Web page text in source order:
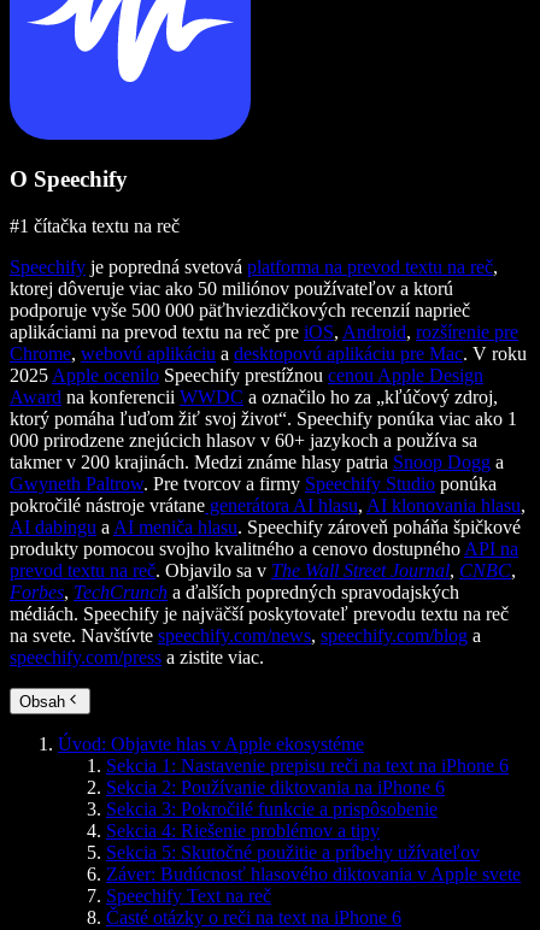
O Speechify
#1 čítačka textu na reč
Speechify je popredná svetová platforma na prevod textu na reč,
ktorej dôveruje viac ako 50 miliónov používateľov a ktorú
podporuje vyše 500 000 päťhviezdičkových recenzií naprieč
aplikáciami na prevod textu na reč pre iOS, Android, rozšírenie pre
Chrome, webovú aplikáciu a desktopovú aplikáciu pre Mac. V roku
2025 Apple ocenilo Speechify prestížnou cenou Apple Design
Award na konferencii WWDC a označilo ho za „kľúčový zdroj,
ktorý pomáha ľuďom žiť svoj život“. Speechify ponúka viac ako 1
000 prirodzene znejúcich hlasov v 60+ jazykoch a používa sa
takmer v 200 krajinách. Medzi známe hlasy patria Snoop Dogg a
Gwyneth Paltrow. Pre tvorcov a firmy Speechify Studio ponúka
pokročilé nástroje vrátane generátora AI hlasu, AI klonovania hlasu,
AI dabingu a AI meniča hlasu. Speechify zároveň poháňa špičkové
produkty pomocou svojho kvalitného a cenovo dostupného API na
prevod textu na reč. Objavilo sa v The Wall Street Journal, CNBC,
Forbes, TechCrunch a ďalších popredných spravodajských
médiách. Speechify je najväčší poskytovateľ prevodu textu na reč
na svete. Navštívte speechify.com/news, speechify.com/blog a
speechify.com/press a zistite viac.
Obsah
Úvod: Objavte hlas v Apple ekosystéme
Sekcia 1: Nastavenie prepisu reči na text na iPhone 6
Sekcia 2: Používanie diktovania na iPhone 6
Sekcia 3: Pokročilé funkcie a prispôsobenie
Sekcia 4: Riešenie problémov a tipy
Sekcia 5: Skutočné použitie a príbehy užívateľov
Záver: Budúcnosť hlasového diktovania v Apple svete
Speechify Text na reč
Časté otázky o reči na text na iPhone 6